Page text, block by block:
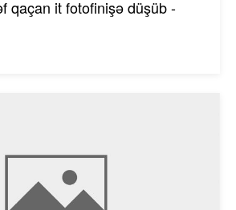
qaçan it fotofinişə düşüb -